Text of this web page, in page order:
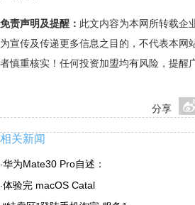
免责声明及提醒： 此文内容为本网所转载企
为宣传及传递更多信息之目的，不代表本网
者慎重核实！任何投资加盟均有风险，提醒
分享
相关新闻
·华为Mate30 Pro自述：
·体验完 macOS Catal